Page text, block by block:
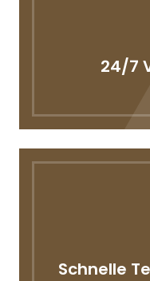
24/7
Schnelle